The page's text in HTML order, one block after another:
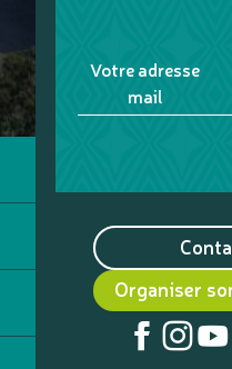
Votre adresse
mail
Organiser